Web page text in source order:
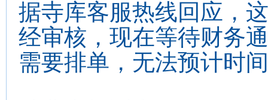
据寺库客服热线回应，
经审核，现在等待财务
需要排单，无法预计时